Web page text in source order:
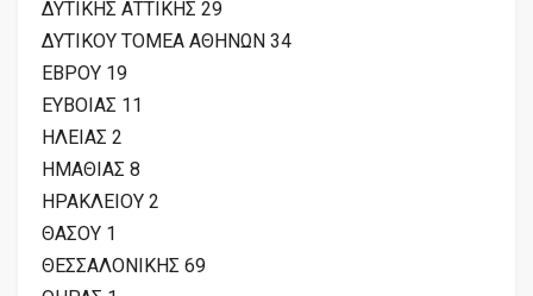
ΔΥΤΙΚΗΣ ΑΤΤΙΚΗΣ 29
ΔΥΤΙΚΟΥ ΤΟΜΕΑ ΑΘΗΝΩΝ 34
ΕΒΡΟΥ 19
ΕΥΒΟΙΑΣ 11
ΗΛΕΙΑΣ 2
ΗΜΑΘΙΑΣ 8
ΗΡΑΚΛΕΙΟΥ 2
ΘΑΣΟΥ 1
ΘΕΣΣΑΛΟΝΙΚΗΣ 69